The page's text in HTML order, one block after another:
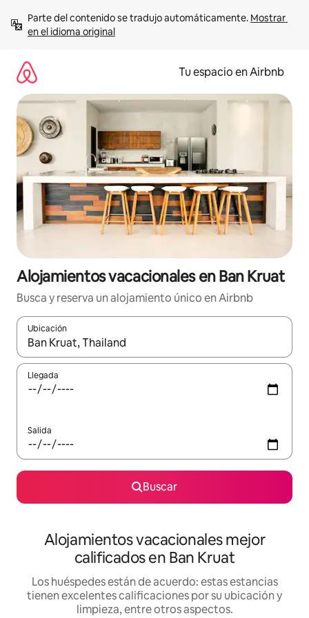
contenido
Parte del contenido se tradujo automáticamente. Mostrar
en el idioma original
Tu espacio en Airbnb
Alojamientos vacacionales en Ban Kruat
Busca y reserva un alojamiento único en Airbnb
Ubicación
Cuando los resultados estén disponibles, podrás navegar
Llegada
Salida
Buscar
Alojamientos vacacionales mejor
calificados en Ban Kruat
Los huéspedes están de acuerdo: estas estancias
tienen excelentes calificaciones por su ubicación y
limpieza, entre otros aspectos.